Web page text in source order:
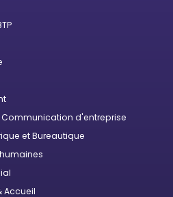
d'entreprise
et Bureautique
Accueil